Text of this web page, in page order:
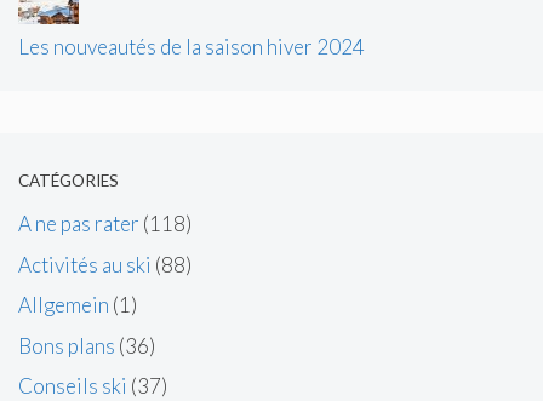
Les nouveautés de la saison hiver 2024
CATÉGORIES
A ne pas rater (118)
Activités au ski (88)
Allgemein (1)
Bons plans (36)
Conseils ski (37)